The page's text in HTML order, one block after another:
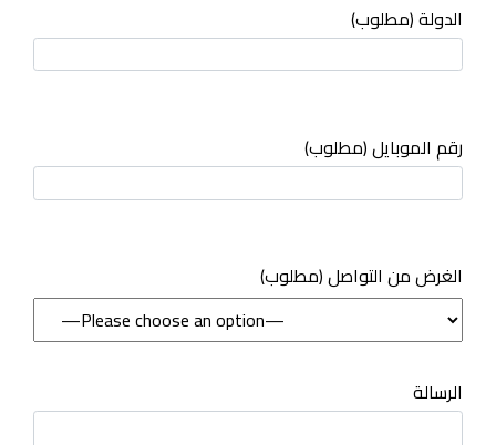
الدولة (مطلوب)
رقم الموبايل (مطلوب)
(مطلوب) الغرض من التواصل
الرسالة